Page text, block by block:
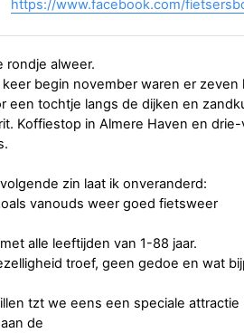
https://www.facebook.com/
rondje alweer.
keer begin november waren er
een tochtje langs de dijken en
Koffiestop in Almere Haven en
zin laat ik onveranderd:
vanouds weer goed fietsweer
alle leeftijden van 1-88 jaar.
troef, geen gedoe en wat
tzt we eens een speciale
de